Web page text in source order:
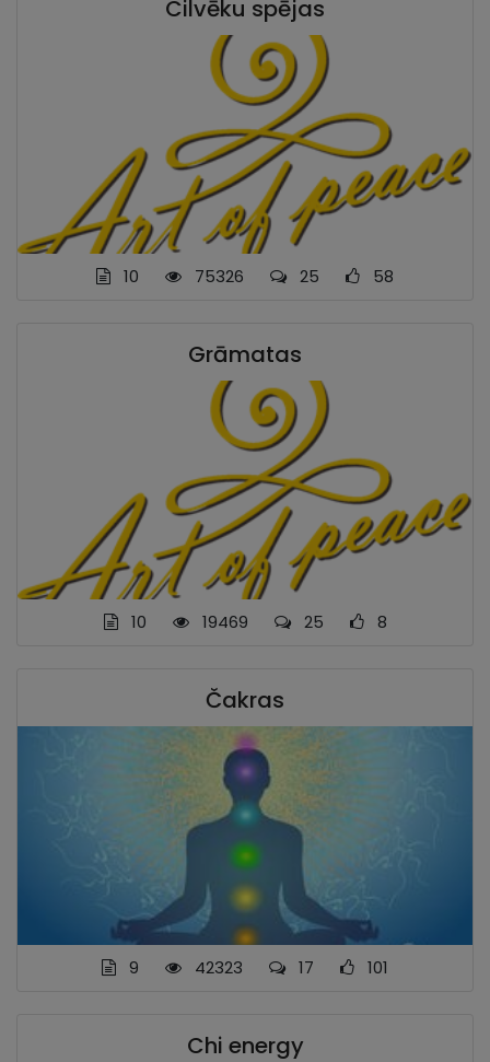
Cilvēku spējas
10 75326 25 58
Grāmatas
10 19469 25 8
Čakras
9 42323 17 101
Chi energy